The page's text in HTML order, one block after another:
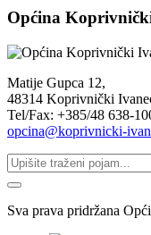
Općina
Matije Gupca 12,
48314 Koprivnički
Tel/Fax: +385/48 638-
opcina@koprivnicki-
Sva prava pridržana